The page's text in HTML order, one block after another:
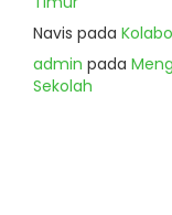
Navis pada
admin pada
Sekolah